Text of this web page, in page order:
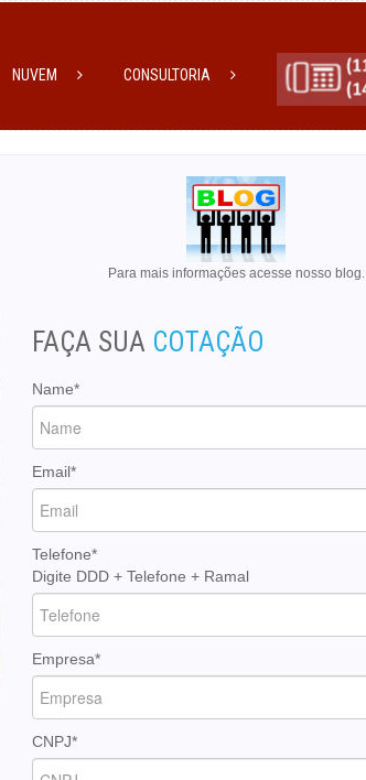
NUVEM CONSULTORIA
Para mais informações acesse nosso blog.
FAÇA SUA COTAÇÃO
Name*
Email*
Telefone*
Digite DDD + Telefone + Ramal
Empresa*
CNPJ*